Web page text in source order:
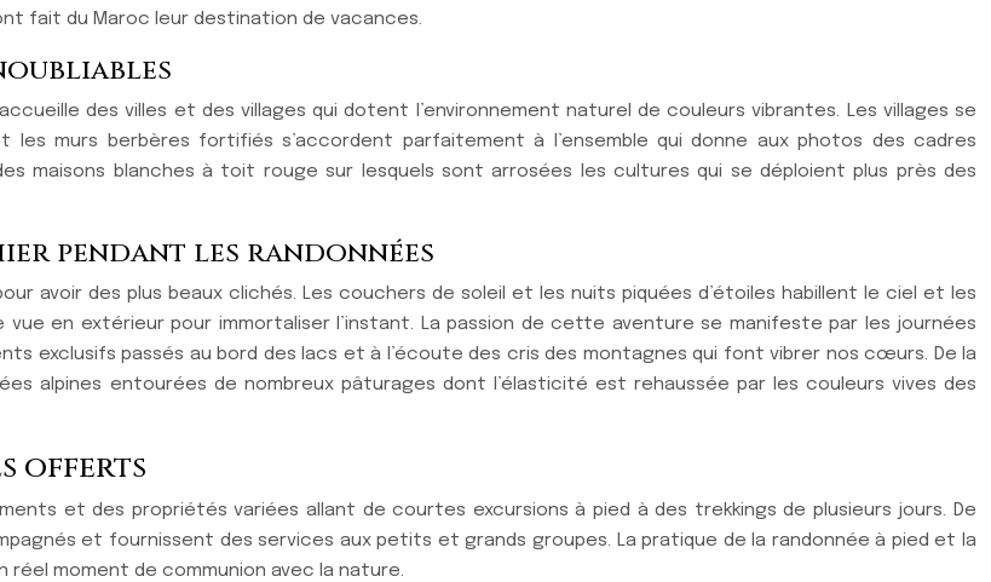
fait du Maroc leur destination de vacances.
des villes et des villages qui dotent l’environnement naturel de couleurs vibrantes. Les villages se
murs berbères fortifiés s’accordent parfaitement à l’ensemble qui donne aux photos des cadres
maisons blanches à toit rouge sur lesquels sont arrosées les cultures qui se déploient plus près des
pendant les randonnées
avoir des plus beaux clichés. Les couchers de soleil et les nuits piquées d’étoiles habillent le ciel et les
en extérieur pour immortaliser l’instant. La passion de cette aventure se manifeste par les journées
exclusifs passés au bord des lacs et à l’écoute des cris des montagnes qui font vibrer nos cœurs. De la
alpines entourées de nombreux pâturages dont l’élasticité est rehaussée par les couleurs vives des
offerts
et des propriétés variées allant de courtes excursions à pied à des trekkings de plusieurs jours. De
et fournissent des services aux petits et grands groupes. La pratique de la randonnée à pied et la
réel moment de communion avec la nature.